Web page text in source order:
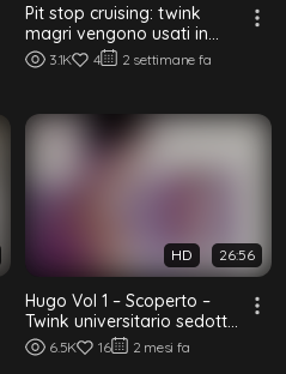
Pit stop cruising: twink
magri vengono usati in
un'orgia a crudo nel
parcheggio
3.1K 4 2 settimane fa
HD 26:56
Hugo Vol 1 – Scoperto –
Twink universitario sedotto
da un fotografo al parco
6.5K 16 2 mesi fa